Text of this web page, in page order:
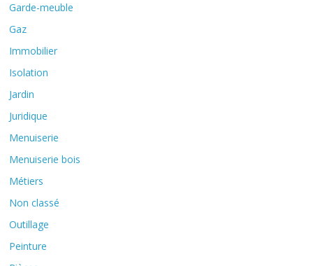
Garde-meuble
Gaz
Immobilier
Isolation
Jardin
Juridique
Menuiserie
Menuiserie bois
Métiers
Non classé
Outillage
Peinture